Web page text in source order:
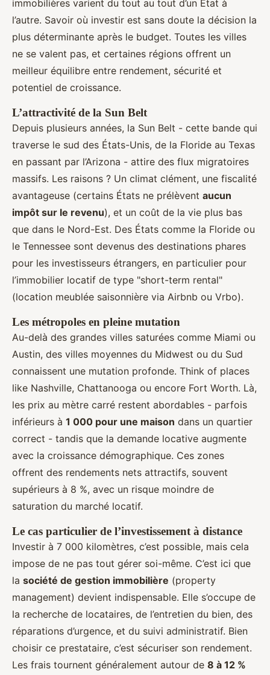
immobilières varient du tout au tout d’un État à
l’autre. Savoir où investir est sans doute la décision la
plus déterminante après le budget. Toutes les villes
ne se valent pas, et certaines régions offrent un
meilleur équilibre entre rendement, sécurité et
potentiel de croissance.
L’attractivité de la Sun Belt
Depuis plusieurs années, la Sun Belt - cette bande qui
traverse le sud des États-Unis, de la Floride au Texas
en passant par l’Arizona - attire des flux migratoires
massifs. Les raisons ? Un climat clément, une fiscalité
avantageuse (certains États ne prélèvent aucun
impôt sur le revenu), et un coût de la vie plus bas
que dans le Nord-Est. Des États comme la Floride ou
le Tennessee sont devenus des destinations phares
pour les investisseurs étrangers, en particulier pour
l’immobilier locatif de type "short-term rental"
(location meublée saisonnière via Airbnb ou Vrbo).
Les métropoles en pleine mutation
Au-delà des grandes villes saturées comme Miami ou
Austin, des villes moyennes du Midwest ou du Sud
connaissent une mutation profonde. Think of places
like Nashville, Chattanooga ou encore Fort Worth. Là,
les prix au mètre carré restent abordables - parfois
inférieurs à 1 000 pour une maison dans un quartier
correct - tandis que la demande locative augmente
avec la croissance démographique. Ces zones
offrent des rendements nets attractifs, souvent
supérieurs à 8 %, avec un risque moindre de
saturation du marché locatif.
Le cas particulier de l’investissement à distance
Investir à 7 000 kilomètres, c’est possible, mais cela
impose de ne pas tout gérer soi-même. C’est ici que
la société de gestion immobilière (property
management) devient indispensable. Elle s’occupe de
la recherche de locataires, de l’entretien du bien, des
réparations d’urgence, et du suivi administratif. Bien
choisir ce prestataire, c’est sécuriser son rendement.
Les frais tournent généralement autour de 8 à 12 %